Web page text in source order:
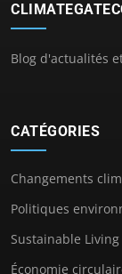
Blog d'actualités
CATÉGORIES
Changements
Politiques
Sustainable Living
Économie